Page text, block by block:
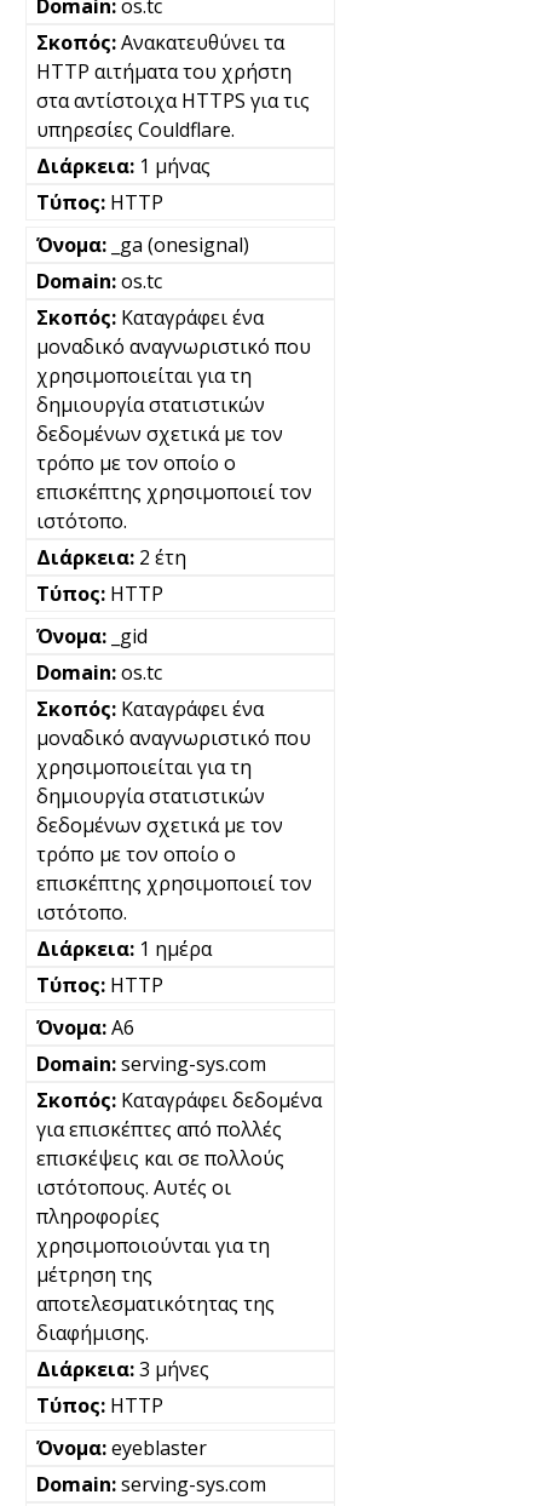
os.tc
Ανακατευθύνει τα
HTTP αιτήματα του χρήστη
στα αντίστοιχα HTTPS για τις
υπηρεσίες Couldflare.
1 μήνας
HTTP
_ga (onesignal)
os.tc
Καταγράφει ένα
μοναδικό αναγνωριστικό που
χρησιμοποιείται για τη
δημιουργία στατιστικών
δεδομένων σχετικά με τον
τρόπο με τον οποίο ο
επισκέπτης χρησιμοποιεί τον
ιστότοπο.
2 έτη
HTTP
_gid
os.tc
Καταγράφει ένα
μοναδικό αναγνωριστικό που
χρησιμοποιείται για τη
δημιουργία στατιστικών
δεδομένων σχετικά με τον
τρόπο με τον οποίο ο
επισκέπτης χρησιμοποιεί τον
ιστότοπο.
1 ημέρα
HTTP
A6
serving-sys.com
Καταγράφει δεδομένα
για επισκέπτες από πολλές
επισκέψεις και σε πολλούς
ιστότοπους. Αυτές οι
πληροφορίες
χρησιμοποιούνται για τη
μέτρηση της
αποτελεσματικότητας της
διαφήμισης.
3 μήνες
HTTP
eyeblaster
serving-sys.com